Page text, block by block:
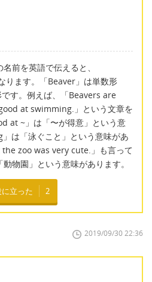
前を英語で伝えると、
ります。「Beaver」は単数形
す。例えば、「Beavers are
at swimming.」という文章を
at ~」は「〜が得意」という意
は「泳ぐこと」という意味があ
zoo was very cute.」も言って
物園」という意味があります。
立った 2
2019/09/30 22:36